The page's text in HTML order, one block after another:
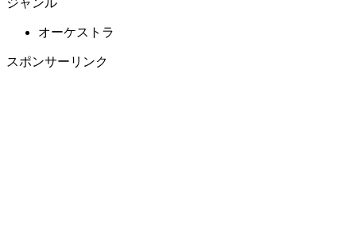
ジャンル
オーケストラ
スポンサーリンク